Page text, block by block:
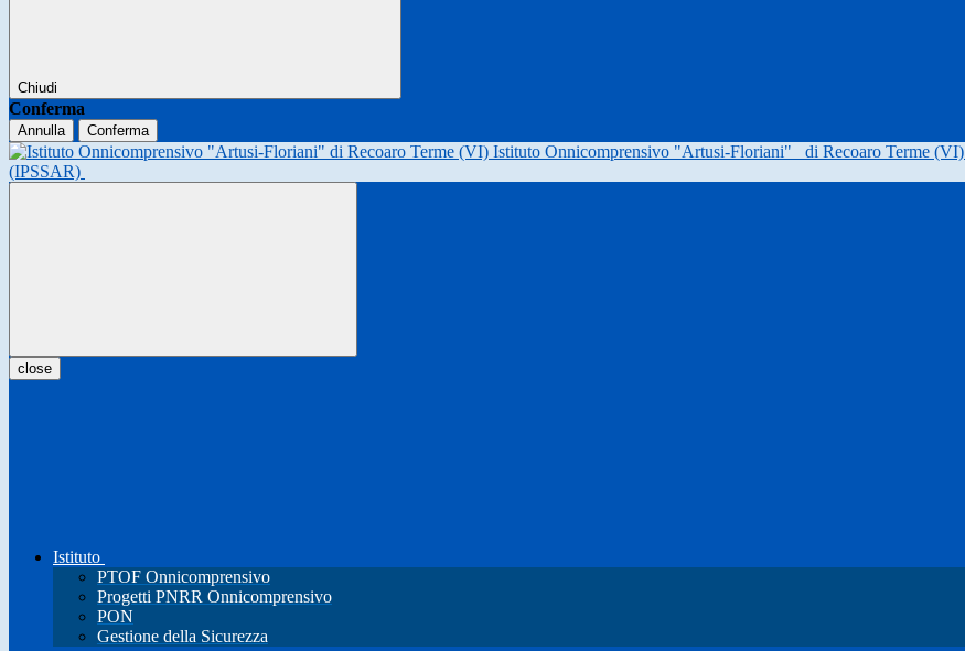
Chiudi
Conferma
Annulla Conferma
Istituto Onnicomprensivo "Artusi-Floriani" di Recoaro Terme (VI)
(IPSSAR)
close
Istituto
PTOF Onnicomprensivo
Progetti PNRR Onnicomprensivo
PON
Gestione della Sicurezza